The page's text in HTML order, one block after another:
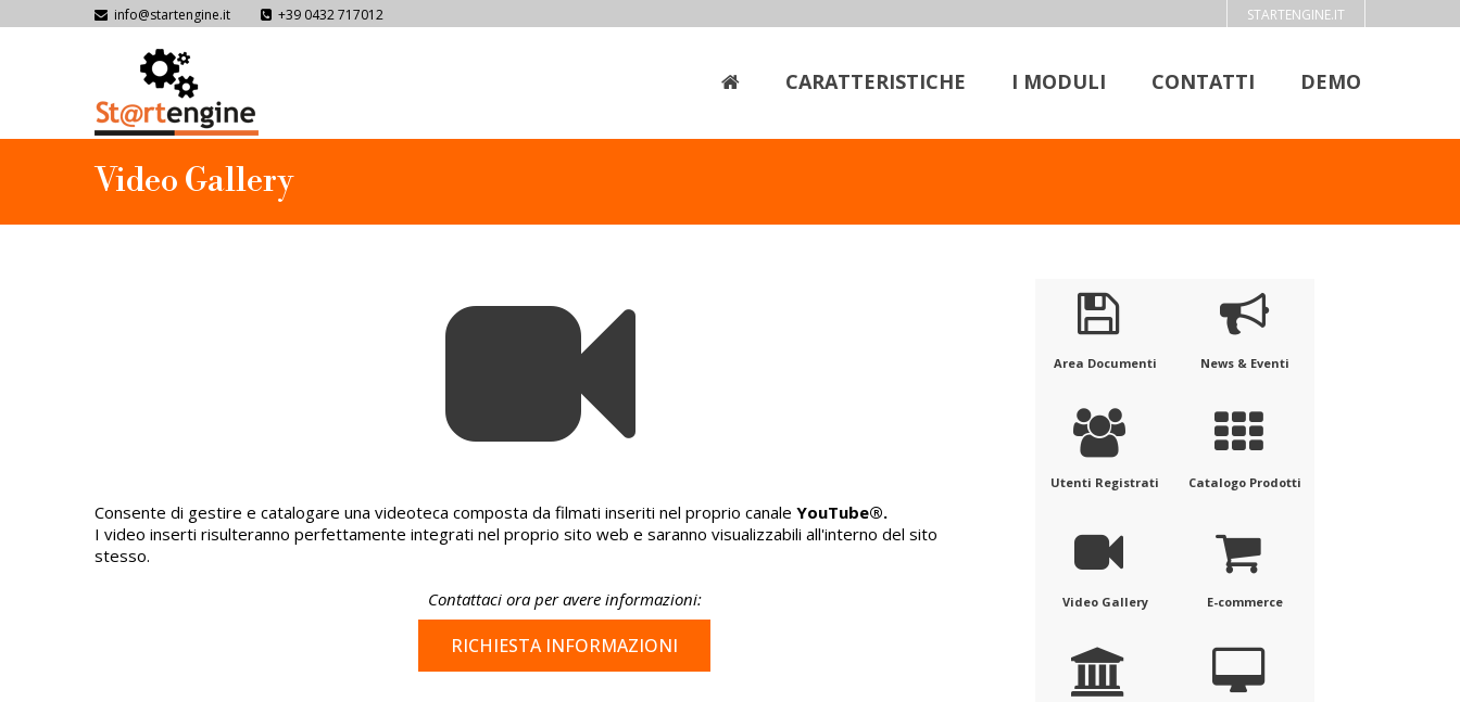
info@startengine.it +39 0432 717012 STARTENGINE.IT
CARATTERISTICHE I MODULI CONTATTI DEMO
Video Gallery
Consente di gestire e catalogare una videoteca composta da filmati inseriti nel proprio canale YouTube®.
I video inserti risulteranno perfettamente integrati nel proprio sito web e saranno visualizzabili all'interno del sito
stesso.
Contattaci ora per avere informazioni:
RICHIESTA INFORMAZIONI
Area Documenti News & Eventi
Utenti Registrati Catalogo Prodotti
Video Gallery E-commerce